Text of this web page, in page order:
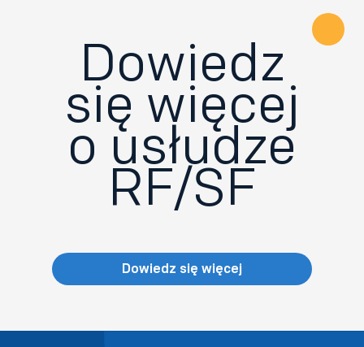
Dowiedz
się więcej
o usłudze
RF/SF
Dowiedz się więcej